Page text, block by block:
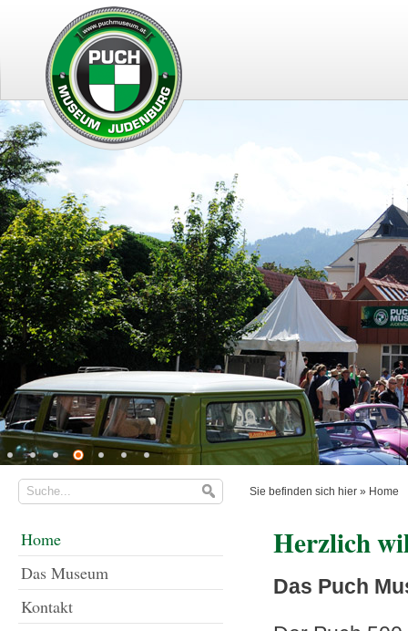
Sie befinden sich hier » Home
Home
Das Museum
Kontakt
Herzlich
Das Puch